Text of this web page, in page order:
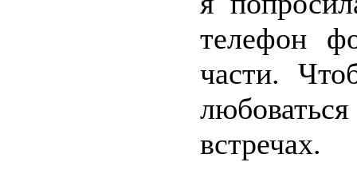
телефон
части.
встречах.